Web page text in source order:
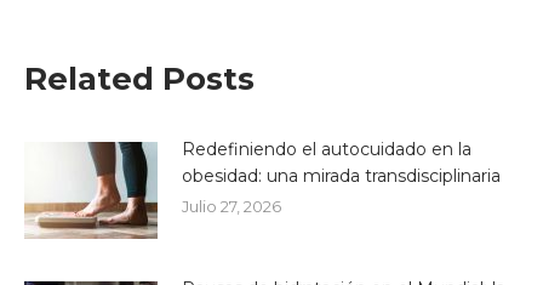
Related Posts
Redefiniendo el autocuidado en la
obesidad: una mirada transdisciplinaria
Julio 27, 2026